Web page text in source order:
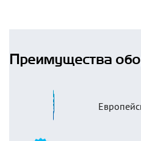
Преимущества